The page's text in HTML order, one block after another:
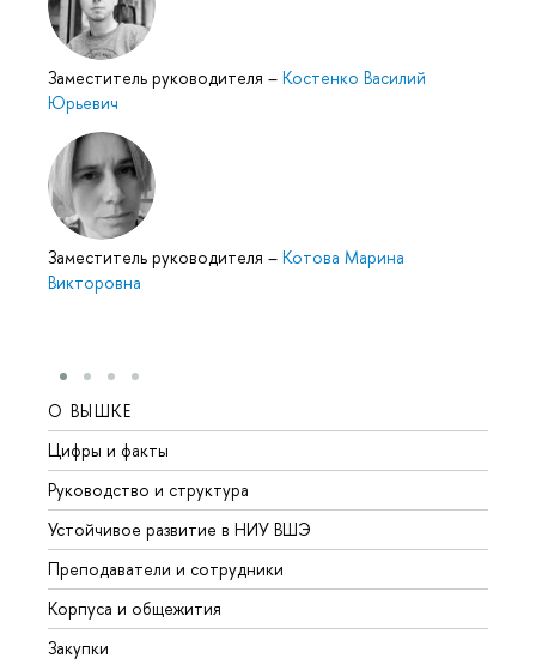
Заместитель руководителя – Костенко Василий
Юрьевич
Заместитель руководителя – Котова Марина
Викторовна
О ВЫШКЕ
Цифры и факты
Руководство и структура
Устойчивое развитие в НИУ ВШЭ
Преподаватели и сотрудники
Корпуса и общежития
Закупки